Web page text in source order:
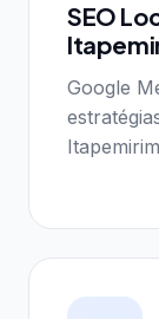
SEO
Google